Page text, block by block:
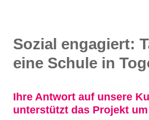
Sozial engagiert:
eine Schule in
Ihre Antwort auf unsere
unterstützt das Projekt